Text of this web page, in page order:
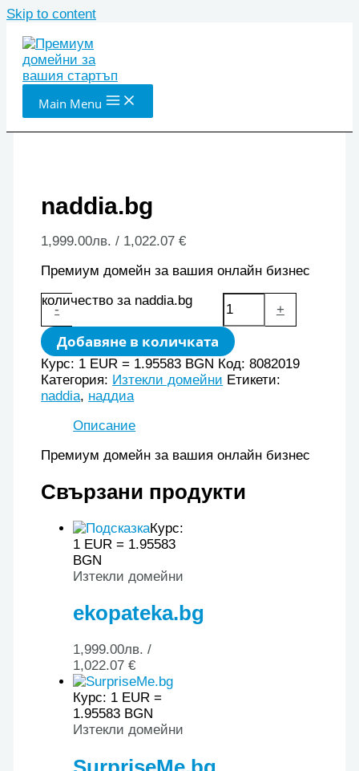
Skip to content
Main Menu
naddia.bg
1,999.00лв. / 1,022.07 €
Премиум домейн за вашия онлайн бизнес
-
количество за naddia.bg
+
Добавяне в количката
Курс: 1 EUR = 1.95583 BGN Код:8082019
Категория: Изтекли домейни Етикети:
naddia, наддиа
Описание
Премиум домейн за вашия онлайн бизнес
Свързани продукти
Курс:
1 EUR = 1.95583
BGN
Изтекли домейни
ekopateka.bg
1,999.00лв. /
1,022.07 €
Курс: 1 EUR =
1.95583 BGN
Изтекли домейни